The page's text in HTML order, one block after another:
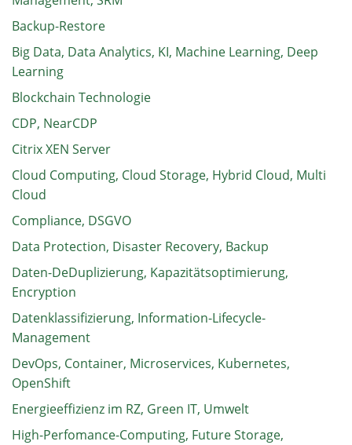
Backup-Restore
Big Data, Data Analytics, KI, Machine Learning, Deep
Learning
Blockchain Technologie
CDP, NearCDP
Citrix XEN Server
Cloud Computing, Cloud Storage, Hybrid Cloud, Multi
Cloud
Compliance, DSGVO
Data Protection, Disaster Recovery, Backup
Daten-DeDuplizierung, Kapazitätsoptimierung,
Encryption
Datenklassifizierung, Information-Lifecycle-
Management
DevOps, Container, Microservices, Kubernetes,
OpenShift
Energieeffizienz im RZ, Green IT, Umwelt
High-Perfomance-Computing, Future Storage,